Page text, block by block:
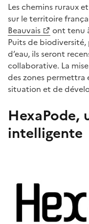
Les chemins ruraux
sur le territoire
Beauvais
ont tenu
Puits de
d’eau, ils seront
collaborative. La
des zones permettra
situation et de
HexaPode,
intelligente